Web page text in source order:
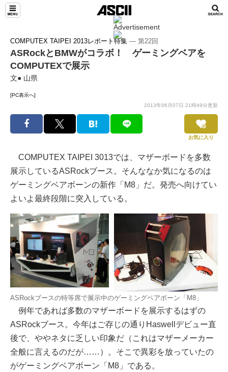
COMPUTEX TAIPEI 2013レポート特集 ― 第22回
ASRockとBMWがコラボ！ ゲーミングベアを
COMPUTEXで展示
文● 山県
[PC表示へ]
2013年06月07日 21時49分更新
お気に入り
COMPUTEX TAIPEI 3013では、マザーボードを多数
展示しているASRockブース。そんななか気になるのは
ゲーミングベアボーンの新作「M8」だ。発売へ向けてい
よいよ最終段階に突入している。
ASRockブースの特等席で展示中のゲーミングベアボーン「M8」
例年であれば多数のマザーボードを展示するはずの
ASRockブース。今年はご存じの通りHaswellデビュー直
後で、ややネタに乏しい印象だ（これはマザーメーカー
全般に言えるのだが……）。そこで異彩を放っていたの
がゲーミングベアボーン「M8」である。